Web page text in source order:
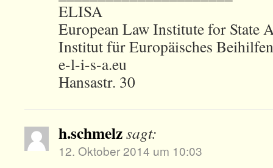
ELISA
European Law Institute for State
Institut für Europäisches
e-l-i-s-a.eu
Hansastr. 30
h.schmelzsagt:
12. Oktober 2014 um 10:03